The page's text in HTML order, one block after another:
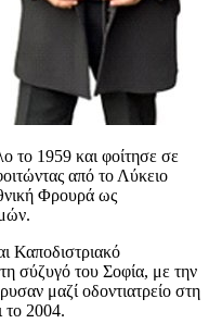
το 1959 και φοίτησε σε
από το Λύκειο
Φρουρά ως
Καποδιστριακό
σύζυγό του Σοφία, με την
μαζί οδοντιατρείο στη
το 2004.